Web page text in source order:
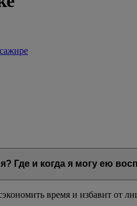
Где и когда я могу ею
время и избавит от